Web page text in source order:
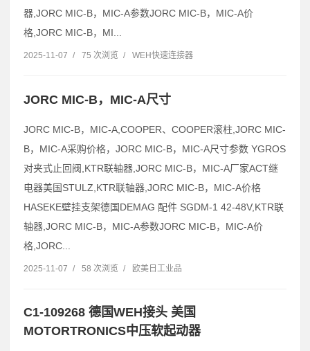
器,JORC MIC-B，MIC-A参数JORC MIC-B，MIC-A价
格,JORC MIC-B，MI...
2025-11-07 / 75 次浏览 / WEH快速连接器
JORC MIC-B，MIC-A尺寸
JORC MIC-B，MIC-A,COOPER、COOPER滚柱,JORC MIC-
B，MIC-A采购价格，JORC MIC-B，MIC-A尺寸参数 YGROS
对夹式止回阀,KTR联轴器,JORC MIC-B，MIC-A厂家ACT继
电器美国STULZ,KTR联轴器,JORC MIC-B，MIC-A价格
HASEKE壁挂支架德国DEMAG 配件 SGDM-1 42-48V,KTR联
轴器,JORC MIC-B，MIC-A参数JORC MIC-B，MIC-A价
格,JORC...
2025-11-07 / 58 次浏览 / 欧美日工业品
C1-109268 德国WEH接头 美国
MOTORTRONICS中压软起动器